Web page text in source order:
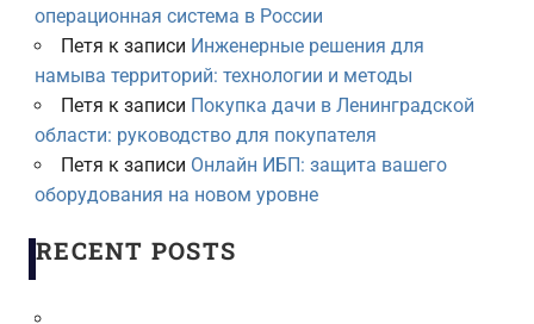
операционная система в России
Петя к записи Инженерные решения для
намыва территорий: технологии и методы
Петя к записи Покупка дачи в Ленинградской
области: руководство для покупателя
Петя к записи Онлайн ИБП: защита вашего
оборудования на новом уровне
RECENT POSTS